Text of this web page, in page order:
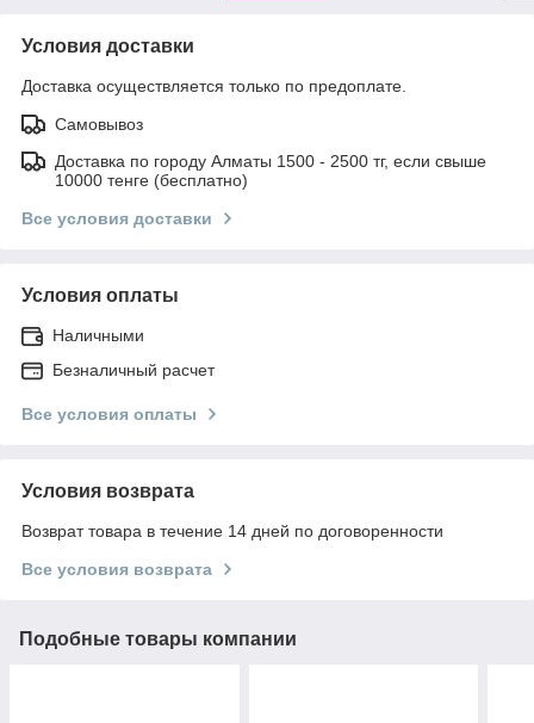
Условия доставки
Доставка осуществляется только по предоплате.
Самовывоз
Доставка по городу Алматы 1500 - 2500 тг, если свыше
10000 тенге (бесплатно)
Все условия доставки
Условия оплаты
Наличными
Безналичный расчет
Все условия оплаты
Условия возврата
Возврат товара в течение 14 дней по договоренности
Все условия возврата
Подобные товары компании